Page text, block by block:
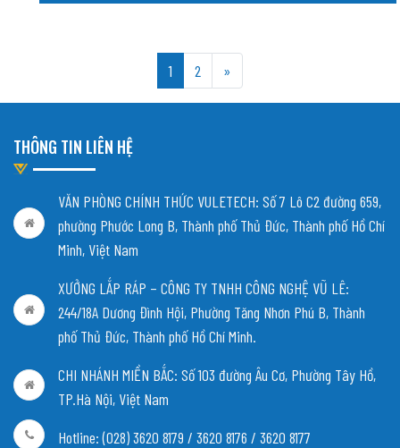
1 2 »
THÔNG TIN LIÊN HỆ
VĂN PHÒNG CHÍNH THỨC VULETECH: Số 7 Lô C2 đường 659,
phường Phước Long B, Thành phố Thủ Đức, Thành phố Hồ Chí
Minh, Việt Nam
XƯỞNG LẮP RÁP – CÔNG TY TNHH CÔNG NGHỆ VŨ LÊ:
244/18A Dương Đình Hội, Phường Tăng Nhơn Phú B, Thành
phố Thủ Đức, Thành phố Hồ Chí Minh.
CHI NHÁNH MIỀN BẮC: Số 103 đường Âu Cơ, Phường Tây Hồ,
TP.Hà Nội, Việt Nam
Hotline: (028) 3620 8179 / 3620 8176 / 3620 8177